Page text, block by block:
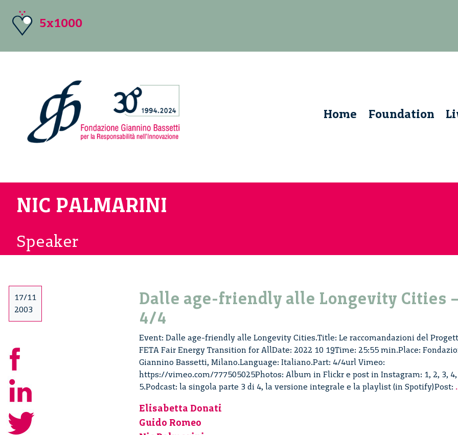
5x1000
Home Foundation
NIC PALMARINI
Speaker
17/11
2003
Dalle age-friendly alle Longevity Cities
4/4
Event: Dalle age-friendly alle Longevity Cities.Title: Le raccomandazioni del
FETA Fair Energy Transition for AllDate: 2022 10 19Time: 25:55 min.Place:
Giannino Bassetti, Milano.Language: Italiano.Part: 4/4url Vimeo:
https://vimeo.com/777505025Photos: Album in Flickr e post in Instagram: 1, 2, 3, 4,
5.Podcast: la singola parte 3 di 4, la versione integrale e la playlist (in Spotify)Post:
Elisabetta Donati
Guido Romeo